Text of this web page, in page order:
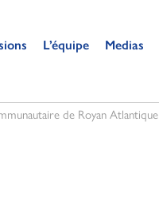
L’équipe Medias
de Royan Atlantique